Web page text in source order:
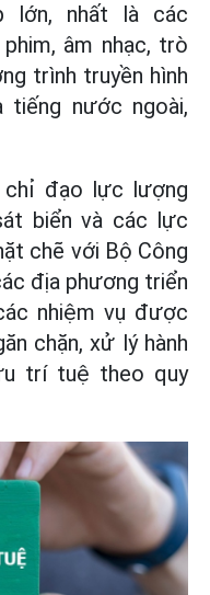
lớn, nhất là các
âm nhạc, trò
trình truyền hình
nước ngoài,
chỉ đạo lực lượng
biển và các lực
chẽ với Bộ Công
địa phương triển
nhiệm vụ được
chặn, xử lý hành
trí tuệ theo quy